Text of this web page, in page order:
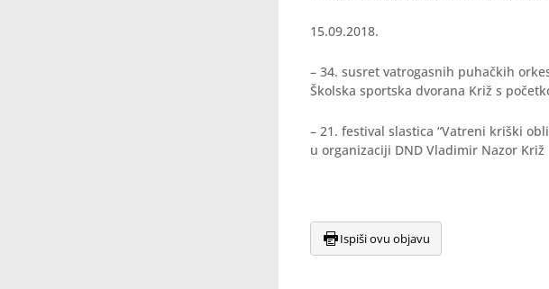
15.09.2018.
– 34. susret vatrogasnih puhačkih
Školska sportska dvorana Križ s
– 21. festival slastica “Vatreni kriški
u organizaciji DND Vladimir Nazor Križ
Ispiši ovu objavu